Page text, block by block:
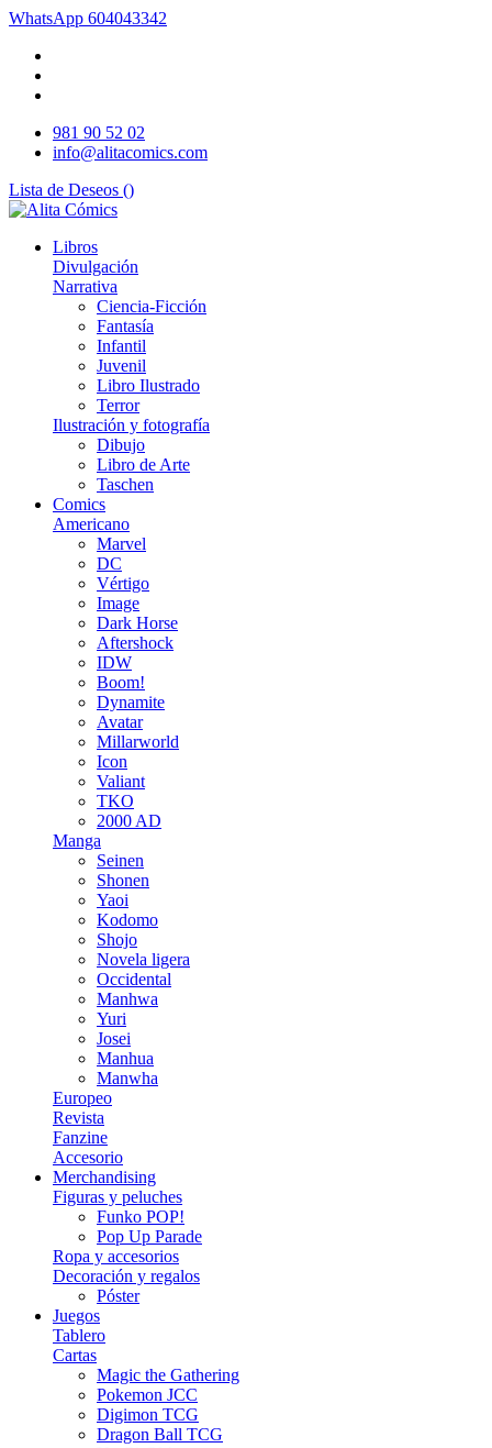
WhatsApp 604043342
981 90 52 02
info@alitacomics.com
Lista de Deseos ()
Libros
Divulgación
Narrativa
Ciencia-Ficción
Fantasía
Infantil
Juvenil
Libro Ilustrado
Terror
Ilustración y fotografía
Dibujo
Libro de Arte
Taschen
Comics
Americano
Marvel
DC
Vértigo
Image
Dark Horse
Aftershock
IDW
Boom!
Dynamite
Avatar
Millarworld
Icon
Valiant
TKO
2000 AD
Manga
Seinen
Shonen
Yaoi
Kodomo
Shojo
Novela ligera
Occidental
Manhwa
Yuri
Josei
Manhua
Manwha
Europeo
Revista
Fanzine
Accesorio
Merchandising
Figuras y peluches
Funko POP!
Pop Up Parade
Ropa y accesorios
Decoración y regalos
Póster
Juegos
Tablero
Cartas
Magic the Gathering
Pokemon JCC
Digimon TCG
Dragon Ball TCG